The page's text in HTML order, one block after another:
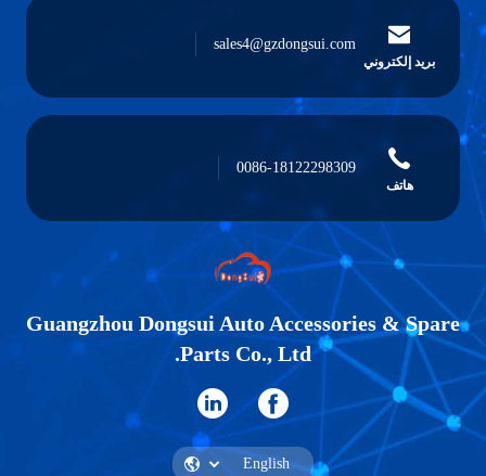
بريد إلكتروني
sales4@gzdongsui.com
هاتف
0086-18122298309
Guangzhou Dongsui Auto Accessories & Spare
Parts Co., Ltd.